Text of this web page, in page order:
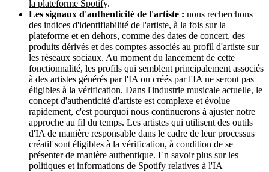
la plateforme Spotify.
Les signaux d'authenticité de l'artiste : nous recherchons
des indices d'identifiabilité de l'artiste, à la fois sur la
plateforme et en dehors, comme des dates de concert, des
produits dérivés et des comptes associés au profil d'artiste sur
les réseaux sociaux. Au moment du lancement de cette
fonctionnalité, les profils qui semblent principalement associés
à des artistes générés par l'IA ou créés par l'IA ne seront pas
éligibles à la vérification. Dans l'industrie musicale actuelle, le
concept d'authenticité d'artiste est complexe et évolue
rapidement, c'est pourquoi nous continuerons à ajuster notre
approche au fil du temps. Les artistes qui utilisent des outils
d'IA de manière responsable dans le cadre de leur processus
créatif sont éligibles à la vérification, à condition de se
présenter de manière authentique. En savoir plus sur les
politiques et informations de Spotify relatives à l'IA